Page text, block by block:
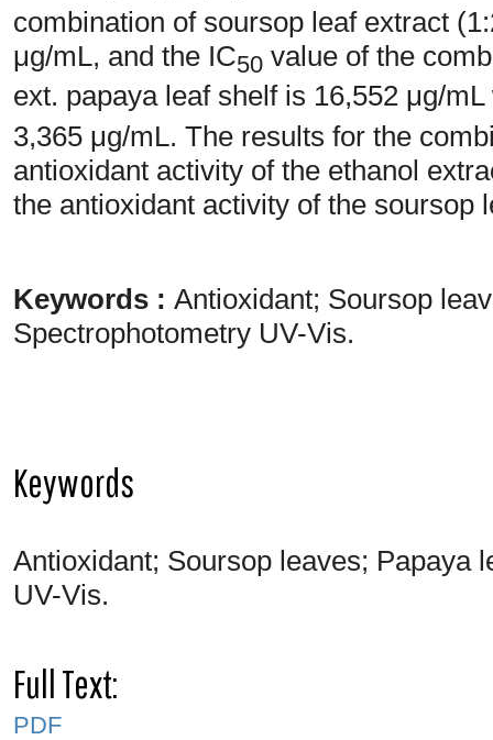
combination of soursop leaf extract
μg/mL, and the IC50 value of the
ext. papaya leaf shelf is 16,552 μg/
3,365 μg/mL. The results for the
antioxidant activity of the ethanol
the antioxidant activity of the soursop
Keywords : Antioxidant; Soursop
Spectrophotometry UV-Vis.
Keywords
Antioxidant; Soursop leaves; Papaya
UV-Vis.
Full Text:
PDF